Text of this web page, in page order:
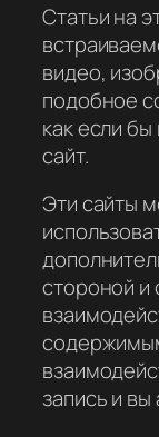
Статьи на
видео,
подобное
как если
сайт.
Эти сайты
стороной и
запись и